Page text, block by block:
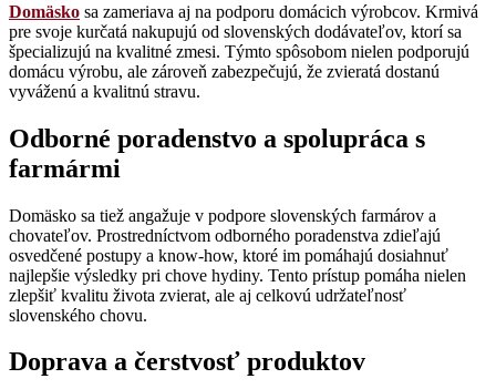
Domäsko sa zameriava aj na podporu domácich výrobcov. Krmivá
pre svoje kurčatá nakupujú od slovenských dodávateľov, ktorí sa
špecializujú na kvalitné zmesi. Týmto spôsobom nielen podporujú
domácu výrobu, ale zároveň zabezpečujú, že zvieratá dostanú
vyváženú a kvalitnú stravu.
Odborné poradenstvo a spolupráca s
farmármi
Domäsko sa tiež angažuje v podpore slovenských farmárov a
chovateľov. Prostredníctvom odborného poradenstva zdieľajú
osvedčené postupy a know-how, ktoré im pomáhajú dosiahnuť
najlepšie výsledky pri chove hydiny. Tento prístup pomáha nielen
zlepšiť kvalitu života zvierat, ale aj celkovú udržateľnosť
slovenského chovu.
Doprava a čerstvosť produktov